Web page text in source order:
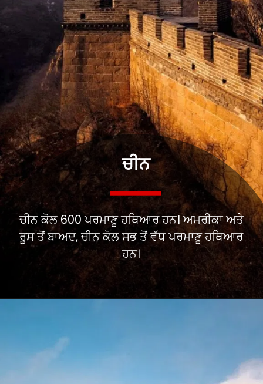
ਚੀਨ ਕੋਲ 600 ਪਰਮਾਣੂ ਹਥਿਆਰ ਹਨ। ਅਮਰੀਕਾ ਅਤੇ
ਰੂਸ ਤੋਂ ਬਾਅਦ, ਚੀਨ ਕੋਲ ਸਭ ਤੋਂ ਵੱਧ ਪਰਮਾਣੂ ਹਥਿਆਰ
ਹਨ।
ਚੀਨ